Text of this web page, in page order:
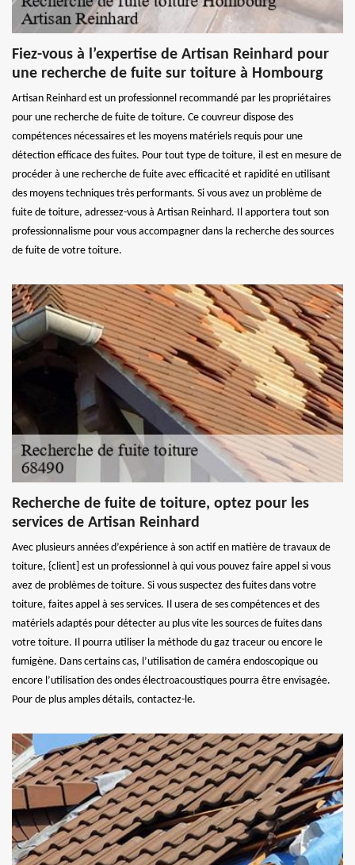
Fiez-vous à l’expertise de Artisan Reinhard pour
une recherche de fuite sur toiture à Hombourg
Artisan Reinhard est un professionnel recommandé par les propriétaires
pour une recherche de fuite de toiture. Ce couvreur dispose des
compétences nécessaires et les moyens matériels requis pour une
détection efficace des fuites. Pour tout type de toiture, il est en mesure de
procéder à une recherche de fuite avec efficacité et rapidité en utilisant
des moyens techniques très performants. Si vous avez un problème de
fuite de toiture, adressez-vous à Artisan Reinhard. Il apportera tout son
professionnalisme pour vous accompagner dans la recherche des sources
de fuite de votre toiture.
Recherche de fuite de toiture, optez pour les
services de Artisan Reinhard
Avec plusieurs années d’expérience à son actif en matière de travaux de
toiture, {client] est un professionnel à qui vous pouvez faire appel si vous
avez de problèmes de toiture. Si vous suspectez des fuites dans votre
toiture, faites appel à ses services. Il usera de ses compétences et des
matériels adaptés pour détecter au plus vite les sources de fuites dans
votre toiture. Il pourra utiliser la méthode du gaz traceur ou encore le
fumigène. Dans certains cas, l’utilisation de caméra endoscopique ou
encore l’utilisation des ondes électroacoustiques pourra être envisagée.
Pour de plus amples détails, contactez-le.